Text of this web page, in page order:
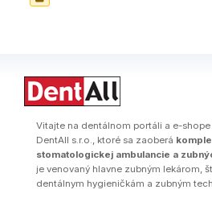
Vitajte na dentálnom portáli a e-
DentAll s.r.o., ktoré sa zaoberá
stomatologickej ambulancie a
je venovaný hlavne zubným lekárom,
dentálnym hygieničkám a zubným